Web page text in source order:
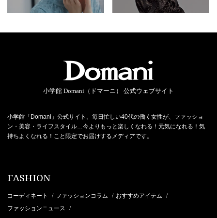
小学館 Domani（ドマーニ） 公式ウェブサイト
小学館「Domani」公式サイト。毎日忙しい40代の働く女性が、ファッショ
ン・美容・ライフスタイル…今よりもっと楽しくなれる！元気になれる！気
持ちよくなれる！こと限定でお届けするメディアです。
FASHION
コーディネート / ファッションコラム / おすすめアイテム /
ファッションニュース /